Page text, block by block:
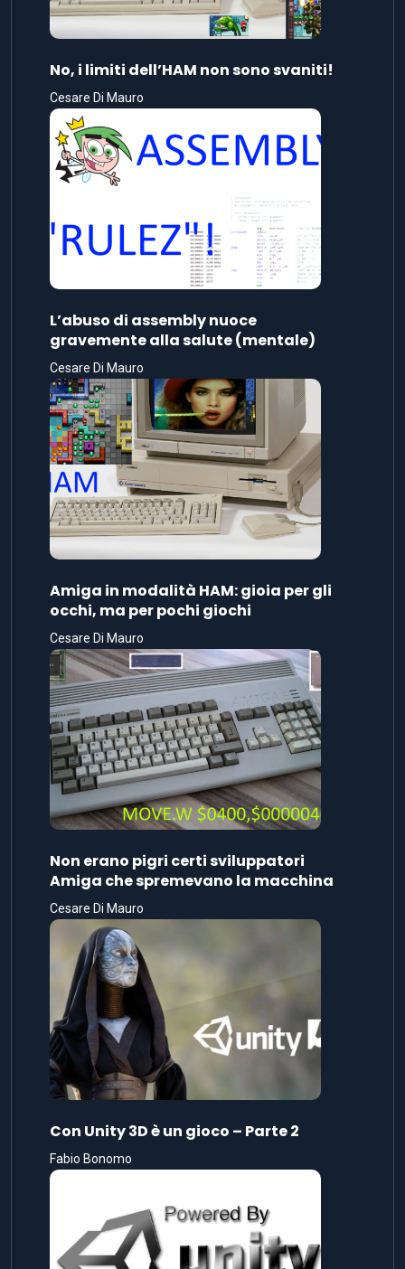
No, i limiti dell’HAM non sono svaniti!
Cesare Di Mauro
L’abuso di assembly nuoce
gravemente alla salute (mentale)
Cesare Di Mauro
Amiga in modalità HAM: gioia per gli
occhi, ma per pochi giochi
Cesare Di Mauro
Non erano pigri certi sviluppatori
Amiga che spremevano la macchina
Cesare Di Mauro
Con Unity 3D è un gioco – Parte 2
Fabio Bonomo